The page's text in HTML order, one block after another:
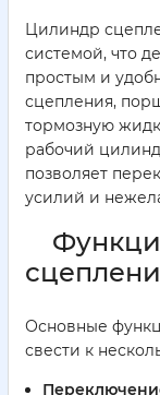
Цилиндр
системой, что
простым и
сцепления,
тормозную
рабочий
позволяет
усилий и
Основные
свести к